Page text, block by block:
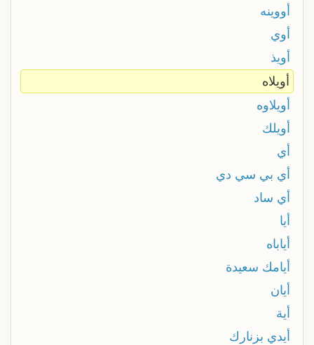
أووينه
أوي
أويذ
أويلاه
أويلاوه
أويلك
أي
أي بي سي دي
أي ساد
أيا
أياباه
أيامك سعيدة
أيان
أية
أيدي بزنارك